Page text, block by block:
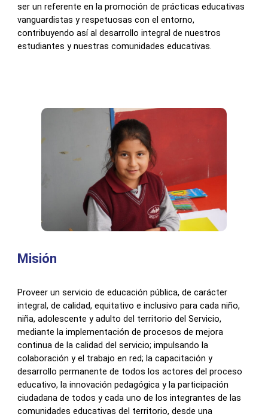
ser un referente en la promoción de prácticas educativas
vanguardistas y respetuosas con el entorno,
contribuyendo así al desarrollo integral de nuestros
estudiantes y nuestras comunidades educativas.
Misión
Proveer un servicio de educación pública, de carácter
integral, de calidad, equitativo e inclusivo para cada niño,
niña, adolescente y adulto del territorio del Servicio,
mediante la implementación de procesos de mejora
continua de la calidad del servicio; impulsando la
colaboración y el trabajo en red; la capacitación y
desarrollo permanente de todos los actores del proceso
educativo, la innovación pedagógica y la participación
ciudadana de todos y cada uno de los integrantes de las
comunidades educativas del territorio, desde una